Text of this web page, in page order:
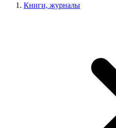
Книги, журналы